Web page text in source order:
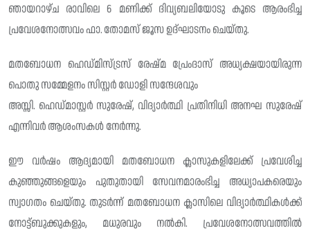
ഞായറാഴ്ച രാവിലെ 6 മണിക്ക് ദിവ്യബലിയോടു കൂടെ ആരംഭിച്ച
പ്രവേശനോത്സവം ഫാ. തോമസ് ജൂസ ഉദ്ഘാടനം ചെയ്തു.
മതബോധന ഹെഡ്മിസ്ട്രസ് രേഷ്മ പ്രേംദാസ് അധ്യക്ഷയായിരുന്ന
പൊതു സമ്മേളനം സിസ്റ്റർ ഡോളി സന്ദേശവും
അസ്സി. ഹെഡ്മാസ്റ്റർ സുരേഷ്, വിദ്യാർത്ഥി പ്രതിനിധി അനഘ സുരേഷ്
എന്നിവർ ആശംസകൾ നേർന്നു.
ഈ വർഷം ആദ്യമായി മതബോധന ക്ലാസുകളിലേക്ക് പ്രവേശിച്ച
കുഞ്ഞുങ്ങളെയും പുതുതായി സേവനമാരംഭിച്ച അധ്യാപകരെയും
സ്വാഗതം ചെയ്തു. തുടർന്ന് മതബോധന ക്ലാസിലെ വിദ്യാർത്ഥികൾക്ക്
നോട്ട്ബുക്കുകളും, മധുരവും നൽകി. പ്രവേശനോത്സവത്തിൽ